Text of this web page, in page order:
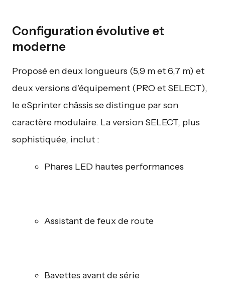
Configuration évolutive et
moderne
Proposé en deux longueurs (5,9 m et 6,7 m) et
deux versions d’équipement (PRO et SELECT),
le eSprinter châssis se distingue par son
caractère modulaire. La version SELECT, plus
sophistiquée, inclut :
Phares LED hautes performances
Assistant de feux de route
Bavettes avant de série